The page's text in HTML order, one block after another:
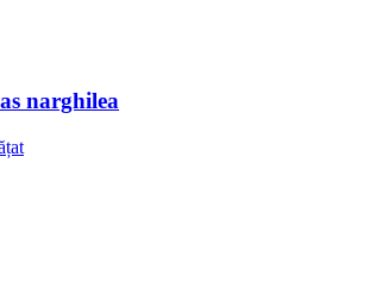
narghilea